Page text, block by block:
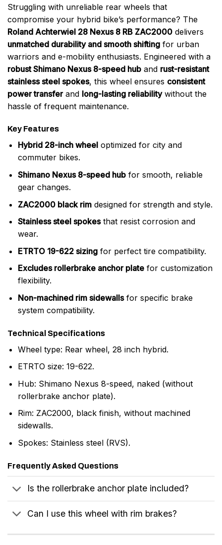
Struggling with unreliable rear wheels that
compromise your hybrid bike’s performance? The
Roland Achterwiel 28 Nexus 8 RB ZAC2000 delivers
unmatched durability and smooth shifting for urban
warriors and e-mobility enthusiasts. Engineered with a
robust Shimano Nexus 8-speed hub and rust-resistant
stainless steel spokes, this wheel ensures consistent
power transferand long-lasting reliabilitywithout the
hassle of frequent maintenance.
Key Features
Hybrid 28-inch wheeloptimized for city and
commuter bikes.
Shimano Nexus 8-speed hubfor smooth, reliable
gear changes.
ZAC2000 black rimdesigned for strength and style.
Stainless steel spokesthat resist corrosion and
wear.
ETRTO 19-622 sizingfor perfect tire compatibility.
Excludes rollerbrake anchor platefor customization
flexibility.
Non-machined rim sidewallsfor specific brake
system compatibility.
Technical Specifications
Wheel type: Rear wheel, 28 inch hybrid.
ETRTO size: 19-622.
Hub: Shimano Nexus 8-speed, naked (without
rollerbrake anchor plate).
Rim: ZAC2000, black finish, without machined
sidewalls.
Spokes: Stainless steel (RVS).
Frequently Asked Questions
Is the rollerbrake anchor plate included?
Can I use this wheel with rim brakes?